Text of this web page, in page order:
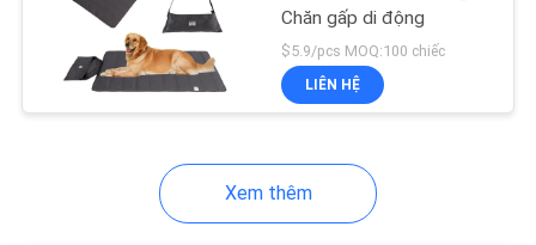
Bàn chải làm sạch
Chăn gấp di động
$5.9/pcs MOQ:100 chiếc
LIÊN HỆ
Xem thêm